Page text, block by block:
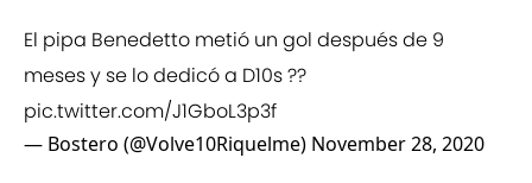
El pipa Benedetto metió un gol después de 9
meses y se lo dedicó a D10s ??
pic.twitter.com/J1GboL3p3f
— Bostero (@Volve10Riquelme) November 28, 2020